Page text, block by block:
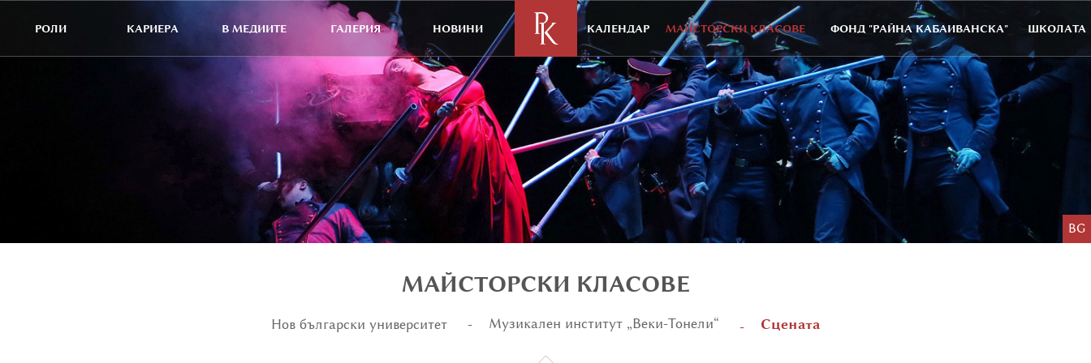
РОЛИ КАРИЕРА В МЕДИИТЕ ГАЛЕРИЯ НОВИНИ КАЛЕНДАР МАЙСТОРСКИ КЛАСОВЕ ФОНД "РАЙНА КАБАИВАНСКА" ШКОЛАТА
BG
МАЙСТОРСКИ КЛАСОВЕ
Нов български университет Музикален институт „Веки-Тонели“ Сцената